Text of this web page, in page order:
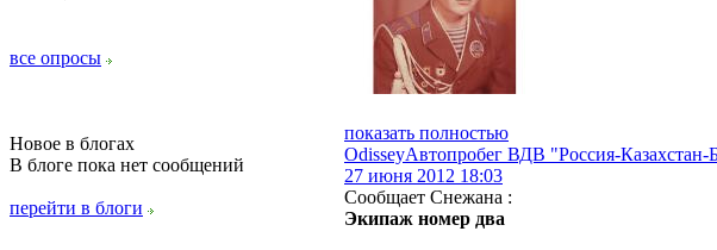
все опросы
Новое в блогах
В блоге пока нет сообщений
перейти в блоги
показать полностью
ОdisseyАвтопробег ВДВ "Россия-
27 июня 2012 18:03
Сообщает Снежана :
Экипаж номер два